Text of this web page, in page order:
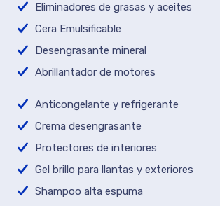
Eliminadores de grasas y aceites
Cera Emulsificable
Desengrasante mineral
Abrillantador de motores
Anticongelante y refrigerante
Crema desengrasante
Protectores de interiores
Gel brillo para llantas y exteriores
Shampoo alta espuma